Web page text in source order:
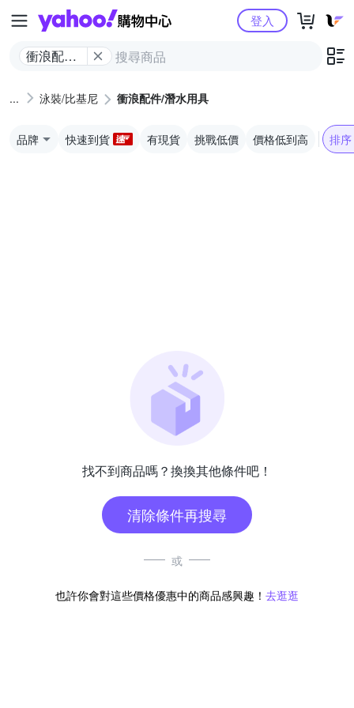
Yahoo購物中心
衝浪配件/
登入
泳裝/比基尼 衝浪配件/潛水用具
品牌 快速到貨 有現貨 挑戰低價 價格低到高 排序
找不到商品嗎？換換其他條件吧！
清除條件再搜尋
或
也許你會對這些價格優惠中的商品感興趣！ 去逛逛